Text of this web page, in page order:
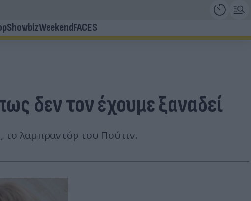
ShowbizWeekendFACES
δεν τον έχουμε ξαναδεί
το λαμπραντόρ του Πούτιν.